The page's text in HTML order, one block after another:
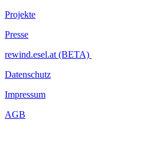
Projekte
Presse
rewind.esel.at (BETA)
Datenschutz
Impressum
AGB